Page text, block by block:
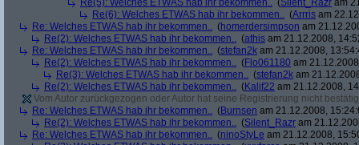
Re(5): Welches ETWAS hab ihr bekommen.. (Silent_Razr am
Re(6): Welches ETWAS hab ihr bekommen.. (Arrris am
Re: Welches ETWAS hab ihr bekommen.. (homerdersimpson am
Re(2): Welches ETWAS hab ihr bekommen.. (athis am 21.12.2008,
Re: Welches ETWAS hab ihr bekommen.. (stefan2k am 21.12.2008,
Re(2): Welches ETWAS hab ihr bekommen.. (Flo061180 am
Re(3): Welches ETWAS hab ihr bekommen.. (stefan2k am
Re(2): Welches ETWAS hab ihr bekommen.. (Kalif22 am 21.12.2008,
Vom Autor zurückgezogen oder Autor hat seine Registrierung nicht
Re: Welches ETWAS hab ihr bekommen.. (Burnsen am 21.12.2008,
Re(2): Welches ETWAS hab ihr bekommen.. (Silent_Razr am
Re: Welches ETWAS hab ihr bekommen.. (ninoStyLe am 21.12.2008,